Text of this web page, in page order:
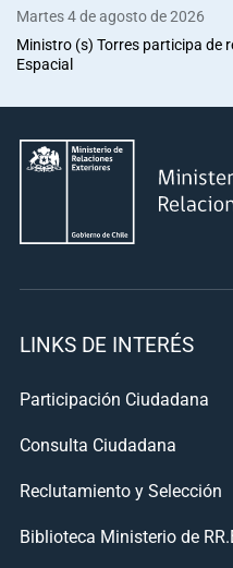
Martes 4 de agosto de 2026
Ministro (s) Torres participa de
Espacial
LINKS DE INTERÉS
Participación Ciudadana
Consulta Ciudadana
Reclutamiento y Selección
Biblioteca Ministerio de